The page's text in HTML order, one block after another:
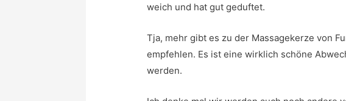
weich und hat gut geduftet.
Tja, mehr gibt es zu der Massagekerze von
empfehlen. Es ist eine wirklich schöne
werden.